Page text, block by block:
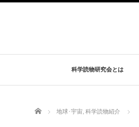
科学読物研究会とは
Home 地球･宇宙, 科学読物紹介